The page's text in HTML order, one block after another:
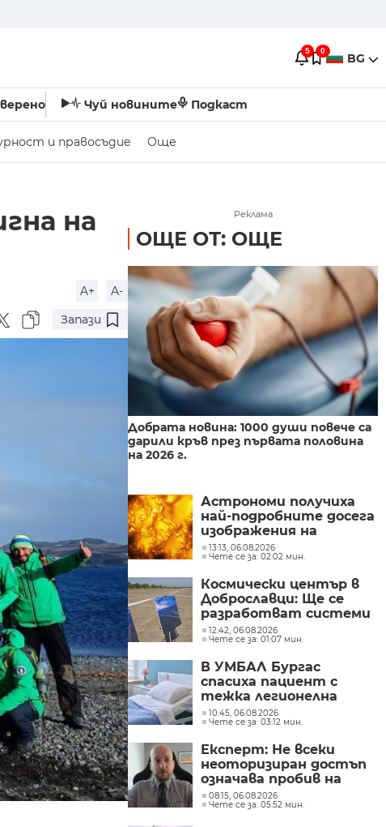
5 0 BG
Чуй новините Подкаст
и правосъдие Още
на
A+
A-
Запази
Реклама
ОЩЕ ОТ: ОЩЕ
Добрата новина: 1000 души повече са
дарили кръв през първата половина
на 2026 г.
Астрономи получиха
най-подробните досега
изображения на
повърхността на
Слънцето
13:13, 06.08.2026
Чете се за: 02:02 мин.
Космически център в
Доброславци: Ще се
разработват системи
свързани с космоса
12:42, 06.08.2026
Чете се за: 01:07 мин.
В УМБАЛ Бургас
спасиха пациент с
тежка легионелна
инфекция
10:45, 06.08.2026
Чете се за: 03:12 мин.
Експерт: Не всеки
неоторизиран достъп
означава пробив на
данни, но показва
сериозни пропуски в
08:15, 06.08.2026
Чете се за: 05:52 мин.